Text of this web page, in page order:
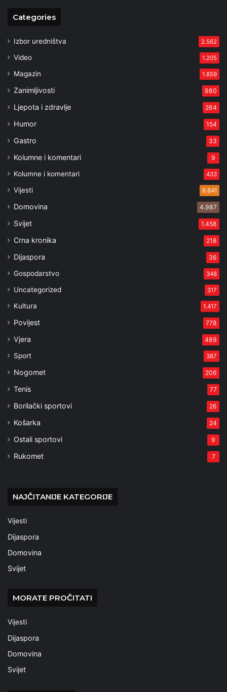
Categories
Izbor uredništva 2.562
Video 1.205
Magazin 1.859
Zanimljivosti 980
Ljepota i zdravlje 264
Humor 154
Gastro 33
Kolumne i komentari 9
Kolumne i komentari 433
Vijesti 6.841
Domovina 4.987
Svijet 1.458
Crna kronika 218
Dijaspora 36
Gospodarstvo 348
Uncategorized 317
Kultura 1.417
Povijest 778
Vjera 489
Sport 387
Nogomet 206
Tenis 77
Borilački sportovi 26
Košarka 24
Ostali sportovi 9
Rukomet 7
NAJČITANIJE KATEGORIJE
Vijesti
Dijaspora
Domovina
Svijet
MORATE PROČITATI
Vijesti
Dijaspora
Domovina
Svijet